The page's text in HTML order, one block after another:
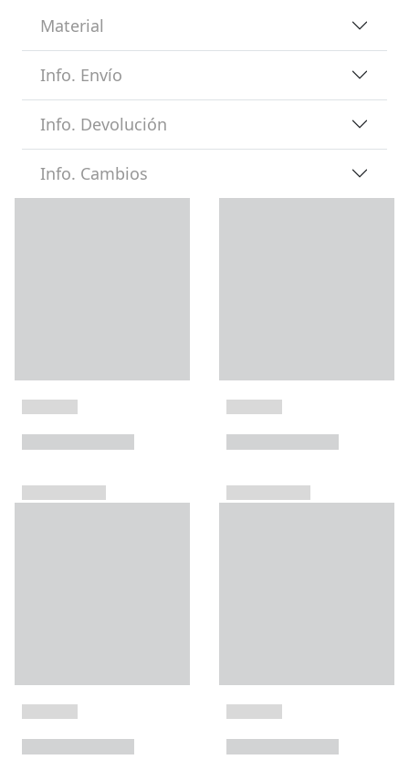
Material
Info. Envío
Info. Devolución
Info. Cambios